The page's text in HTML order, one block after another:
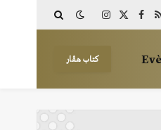
RSS
Facebook
X
Instagram
كتاب هڤار